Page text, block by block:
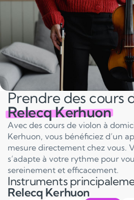
Prendre des cours
Relecq Kerhuon
Avec des cours de violon à
Kerhuon, vous bénéficiez d’un
mesure directement chez vous.
s’adapte à votre rythme pour
sereinement et efficacement.
Instruments
Relecq Kerhuon